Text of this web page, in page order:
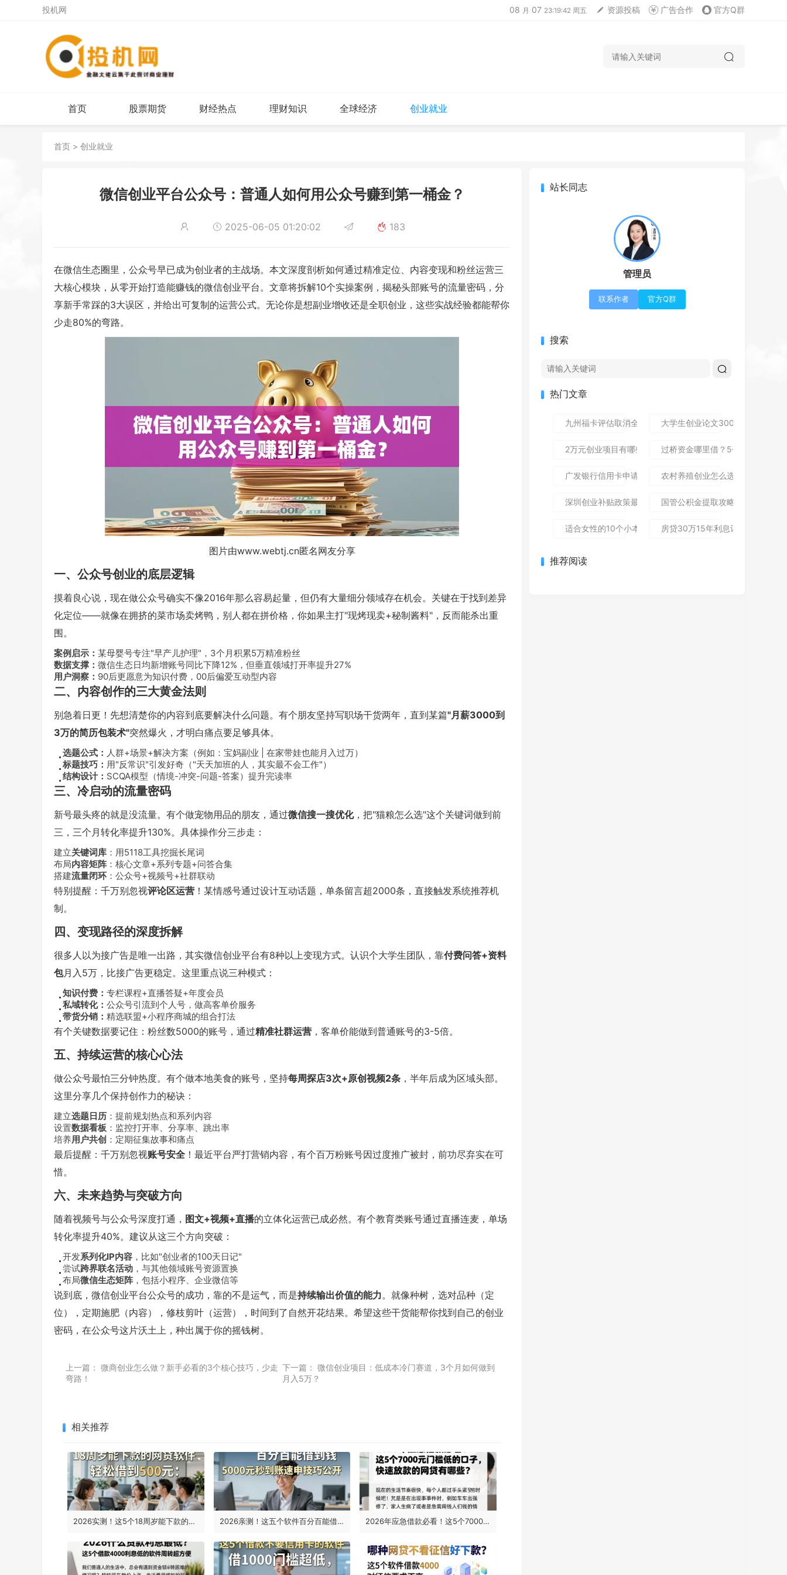
投机网 08 月 07 23:19:43 周五 资源投稿 广告合作 官方Q群
首页 股票期货 财经热点 理财知识 全球经济 创业就业
首页 > 创业就业
微信创业平台公众号：普通人如何用公众号赚到第一桶金？
2025-06-05 01:20:02 183
在微信生态圈里，公众号早已成为创业者的主战场。本文深度剖析如何通过精准定位、内容变现和粉丝运营三
大核心模块，从零开始打造能赚钱的微信创业平台。文章将拆解10个实操案例，揭秘头部账号的流量密码，分
享新手常踩的3大误区，并给出可复制的运营公式。无论你是想副业增收还是全职创业，这些实战经验都能帮你
少走80%的弯路。
图片由www.webtj.cn匿名网友分享
一、公众号创业的底层逻辑
摸着良心说，现在做公众号确实不像2016年那么容易起量，但仍有大量细分领域存在机会。关键在于找到差异
化定位——就像在拥挤的菜市场卖烤鸭，别人都在拼价格，你如果主打"现烤现卖+秘制酱料"，反而能杀出重
围。
案例启示： 某母婴号专注"早产儿护理"，3个月积累5万精准粉丝
数据支撑： 微信生态日均新增账号同比下降12%，但垂直领域打开率提升27%
用户洞察： 90后更愿意为知识付费，00后偏爱互动型内容
二、内容创作的三大黄金法则
别急着日更！先想清楚你的内容到底要解决什么问题。有个朋友坚持写职场干货两年，直到某篇"月薪3000到
3万的简历包装术"突然爆火，才明白痛点要足够具体。
选题公式： 人群+场景+解决方案（例如：宝妈副业 | 在家带娃也能月入过万）
标题技巧： 用"反常识"引发好奇（"天天加班的人，其实最不会工作"）
结构设计： SCQA模型（情境-冲突-问题-答案）提升完读率
三、冷启动的流量密码
新号最头疼的就是没流量。有个做宠物用品的朋友，通过微信搜一搜优化，把"猫粮怎么选"这个关键词做到前
三，三个月转化率提升130%。具体操作分三步走：
建立关键词库 ：用5118工具挖掘长尾词
布局内容矩阵：核心文章+系列专题+问答合集
搭建流量闭环：公众号+视频号+社群联动
特别提醒：千万别忽视评论区运营 ！某情感号通过设计互动话题，单条留言超2000条，直接触发系统推荐机
制。
四、变现路径的深度拆解
很多人以为接广告是唯一出路，其实微信创业平台有8种以上变现方式。认识个大学生团队，靠付费问答+资料
包月入5万，比接广告更稳定。这里重点说三种模式：
知识付费： 专栏课程+直播答疑+年度会员
私域转化： 公众号引流到个人号，做高客单价服务
带货分销： 精选联盟+小程序商城的组合打法
有个关键数据要记住：粉丝数5000的账号，通过精准社群运营 ，客单价能做到普通账号的3-5倍。
五、持续运营的核心心法
做公众号最怕三分钟热度。有个做本地美食的账号，坚持每周探店3次+原创视频2条 ，半年后成为区域头部。
这里分享几个保持创作力的秘诀：
建立选题日历 ：提前规划热点和系列内容
设置数据看板 ：监控打开率、分享率、跳出率
培养用户共创 ：定期征集故事和痛点
最后提醒：千万别忽视账号安全 ！最近平台严打营销内容，有个百万粉账号因过度推广被封，前功尽弃实在可
惜。
六、未来趋势与突破方向
随着视频号与公众号深度打通， 图文+视频+直播的立体化运营已成必然。有个教育类账号通过直播连麦，单场
转化率提升40%。建议从这三个方向突破：
开发系列化IP内容 ，比如"创业者的100天日记"
尝试跨界联名活动 ，与其他领域账号资源置换
布局微信生态矩阵，包括小程序、企业微信等
说到底，微信创业平台公众号的成功，靠的不是运气，而是持续输出价值的能力。就像种树，选对品种（定
位），定期施肥（内容），修枝剪叶（运营），时间到了自然开花结果。希望这些干货能帮你找到自己的创业
密码，在公众号这片沃土上，种出属于你的摇钱树。
上一篇： 微商创业怎么做？新手必看的3个核心技巧，少走
弯路！
下一篇： 微信创业项目：低成本冷门赛道，3个月如何做到
月入5万？
相关推荐
2026实测！这5个18周岁能下款的网贷软件，轻松借到500元 2026亲测！这五个软件百分百能借到钱，5000元秒到账速申技巧公开 2026年应急借款必看！这5个7000元门槛低的口子，快速放款的网贷有哪些？
站长同志
管理员
联系作者 官方Q群
搜索
热门文章
九州福卡评估取消全攻略：避免自动扣费守护理财资金
大学生创业论文3000字写作指南
2万元创业项目有哪些？10个小本生意推荐，低成本也能赚大
过桥资金哪里借？5个靠谱渠道及
广发银行信用卡申请攻略：用消费返现和积分理财省出第一
农村养殖创业怎么选？这5个低成
深圳创业补贴政策最新解读：这些福利别错过！
国管公积金提取攻略：手把手教你
适合女性的10个小本创业项目 低成本高回报轻松当老板
房贷30万15年利息计算与理财规
推荐阅读